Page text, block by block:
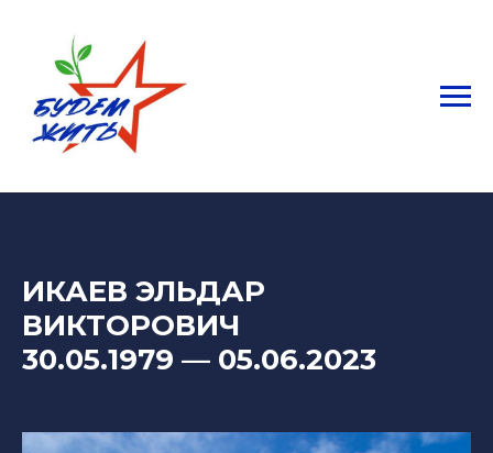
ИКАЕВ ЭЛЬДАР
ВИКТОРОВИЧ
30.05.1979 — 05.06.2023